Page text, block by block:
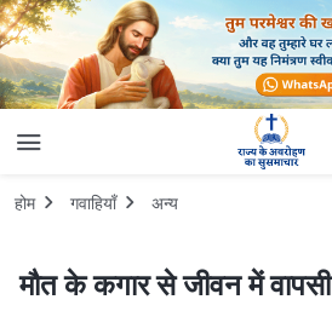
होम गवाहियाँ अन्य
मौत के कगार से जीवन में वापसी